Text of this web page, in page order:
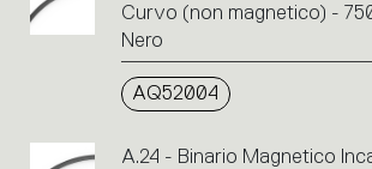
Curvo (non magnetico) -
Nero
AQ52004
A.24 - Binario Magnetico